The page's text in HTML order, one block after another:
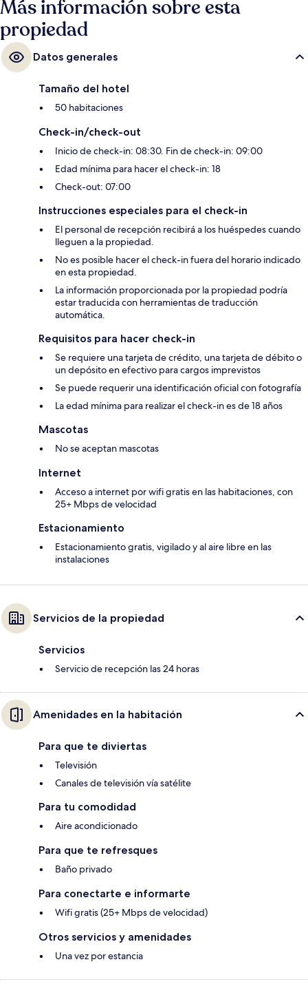
Más información sobre esta
propiedad
Datos generales
Tamaño del hotel
50 habitaciones
Check-in/check-out
Inicio de check-in: 08:30. Fin de check-in: 09:00
Edad mínima para hacer el check-in: 18
Check-out: 07:00
Instrucciones especiales para el check-in
El personal de recepción recibirá a los huéspedes cuando
lleguen a la propiedad.
No es posible hacer el check-in fuera del horario indicado
en esta propiedad.
La información proporcionada por la propiedad podría
estar traducida con herramientas de traducción
automática.
Requisitos para hacer check-in
Se requiere una tarjeta de crédito, una tarjeta de débito o
un depósito en efectivo para cargos imprevistos
Se puede requerir una identificación oficial con fotografía
La edad mínima para realizar el check-in es de 18 años
Mascotas
No se aceptan mascotas
Internet
Acceso a internet por wifi gratis en las habitaciones, con
25+ Mbps de velocidad
Estacionamiento
Estacionamiento gratis, vigilado y al aire libre en las
instalaciones
Servicios de la propiedad
Servicios
Servicio de recepción las 24 horas
Amenidades en la habitación
Para que te diviertas
Televisión
Canales de televisión vía satélite
Para tu comodidad
Aire acondicionado
Para que te refresques
Baño privado
Para conectarte e informarte
Wifi gratis (25+ Mbps de velocidad)
Otros servicios y amenidades
Una vez por estancia